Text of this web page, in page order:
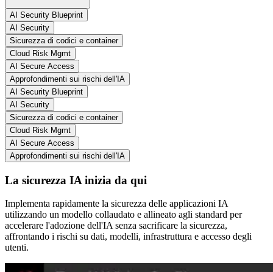
AI Security Blueprint
AI Security
Sicurezza di codici e container
Cloud Risk Mgmt
AI Secure Access
Approfondimenti sui rischi dell'IA
AI Security Blueprint
AI Security
Sicurezza di codici e container
Cloud Risk Mgmt
AI Secure Access
Approfondimenti sui rischi dell'IA
La sicurezza IA inizia da qui
Implementa rapidamente la sicurezza delle applicazioni IA
utilizzando un modello collaudato e allineato agli standard per
accelerare l'adozione dell'IA senza sacrificare la sicurezza,
affrontando i rischi su dati, modelli, infrastruttura e accesso degli
utenti.